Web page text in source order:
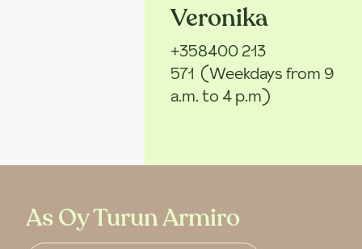
Veronika
+358400 213
571 (Weekdays from 9
a.m. to 4 p.m)
As Oy Turun Armiro